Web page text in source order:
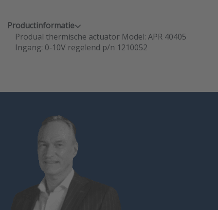
Productinformatie
Produal thermische actuator Model: APR 40405
Ingang: 0-10V regelend p/n 1210052